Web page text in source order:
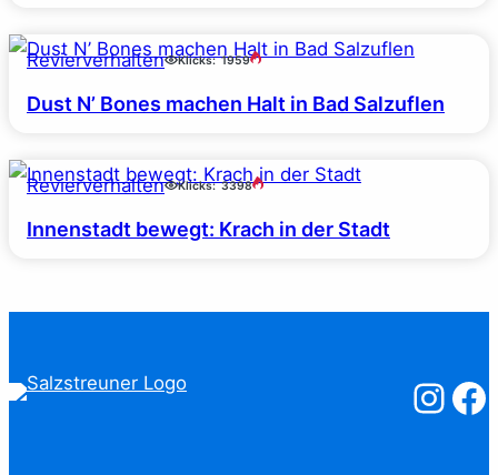
Revierverhalten Klicks: 1959
Dust N’ Bones machen Halt in Bad Salzuflen
Revierverhalten Klicks: 3398
Innenstadt bewegt: Krach in der Stadt